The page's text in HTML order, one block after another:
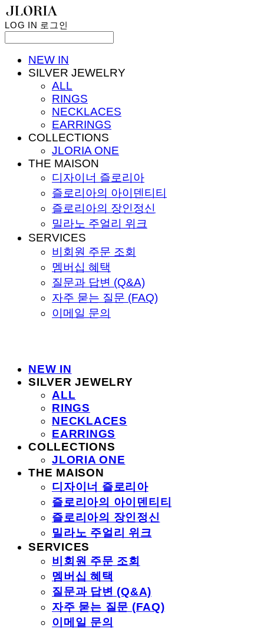
LOG IN 로그인
NEW IN
SILVER JEWELRY
ALL
RINGS
NECKLACES
EARRINGS
COLLECTIONS
JLORIA ONE
THE MAISON
디자이너 즐로리아
즐로리아의 아이덴티티
즐로리아의 장인정신
밀라노 주얼리 위크
SERVICES
비회원 주문 조회
멤버십 혜택
질문과 답변 (Q&A)
자주 묻는 질문 (FAQ)
이메일 문의
NEW IN
SILVER JEWELRY
ALL
RINGS
NECKLACES
EARRINGS
COLLECTIONS
JLORIA ONE
THE MAISON
디자이너 즐로리아
즐로리아의 아이덴티티
즐로리아의 장인정신
밀라노 주얼리 위크
SERVICES
비회원 주문 조회
멤버십 혜택
질문과 답변 (Q&A)
자주 묻는 질문 (FAQ)
이메일 문의